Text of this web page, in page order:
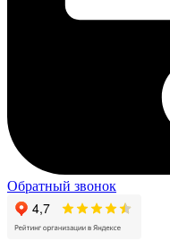
Обратный звонок